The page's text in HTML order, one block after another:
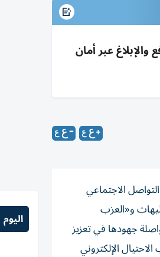
عبر أمان
الاجتماعي
و«العزب
جهودها في تعزيز
الإلكتروني
اليوم